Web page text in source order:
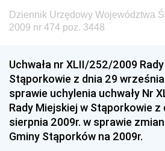
Dziennik Urzędowy Ministra
Rozwoju
Dziennik Urzędowy Ministra
Dziennik Urzędowy Ministra
Regionalnej
Dziennik Urzędowy Ministra
Dziennik Urzędowy Ministra
Dziennik Urzędowy Województwa
2009 nr 474 poz. 3448
Uchwała nr XLII/252/2009
Stąporkowie z dnia 29
sprawie uchylenia uchwały Nr
Rady Miejskiej w Stąporkowie z
sierpnia 2009r. w sprawie
Gminy Stąporków na 2009r.